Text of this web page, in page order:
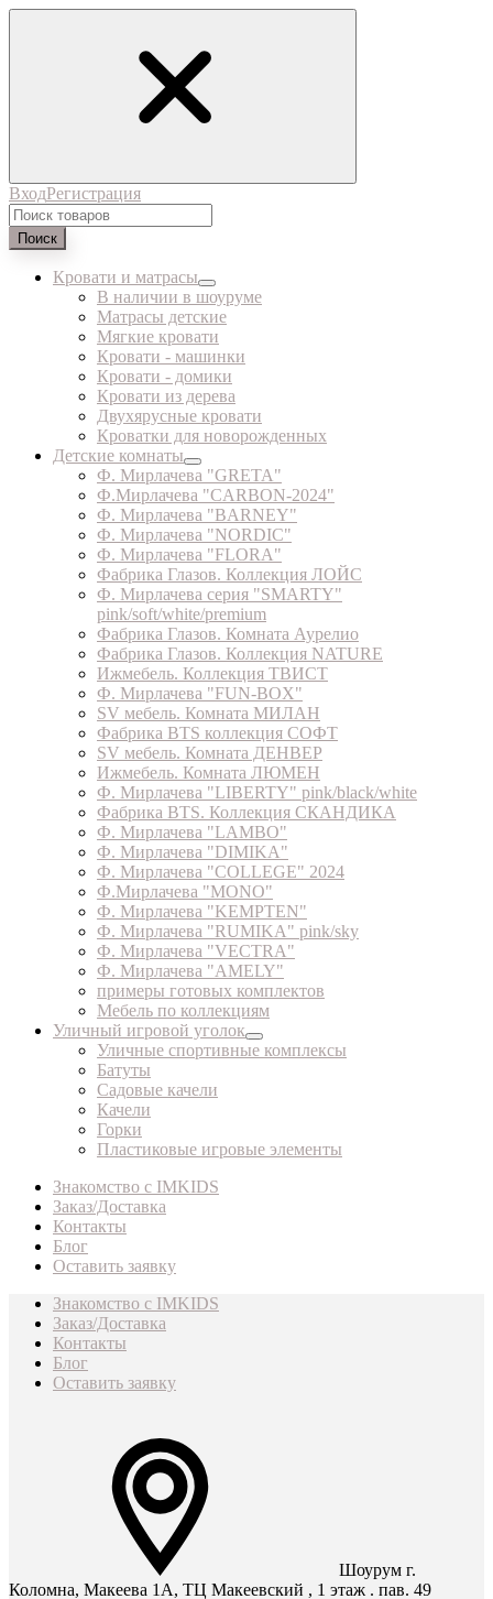
ВходРегистрация
Поиск
Кровати и матрасы
В наличии в шоуруме
Матрасы детские
Мягкие кровати
Кровати - машинки
Кровати - домики
Кровати из дерева
Двухярусные кровати
Кроватки для новорожденных
Детские комнаты
Ф. Мирлачева "GRETA"
Ф.Мирлачева "CARBON-2024"
Ф. Мирлачева "BARNEY"
Ф. Мирлачева "NORDIC"
Ф. Мирлачева "FLORA"
Фабрика Глазов. Коллекция ЛОЙС
Ф. Мирлачева серия "SMARTY"
pink/soft/white/premium
Фабрика Глазов. Комната Аурелио
Фабрика Глазов. Коллекция NATURE
Ижмебель. Коллекция ТВИСТ
Ф. Мирлачева "FUN-BOX"
SV мебель. Комната МИЛАН
Фабрика BTS коллекция СОФТ
SV мебель. Комната ДЕНВЕР
Ижмебель. Комната ЛЮМЕН
Ф. Мирлачева "LIBERTY" pink/black/white
Фабрика BTS. Коллекция СКАНДИКА
Ф. Мирлачева "LAMBO"
Ф. Мирлачева "DIMIKA"
Ф. Мирлачева "COLLEGE" 2024
Ф.Мирлачева "MONO"
Ф. Мирлачева "KEMPTEN"
Ф. Мирлачева "RUMIKA" pink/sky
Ф. Мирлачева "VECTRA"
Ф. Мирлачева "AMELY"
примеры готовых комплектов
Мебель по коллекциям
Уличный игровой уголок
Уличные спортивные комплексы
Батуты
Садовые качели
Качели
Горки
Пластиковые игровые элементы
Знакомство с IMKIDS
Заказ/Доставка
Контакты
Блог
Оставить заявку
Знакомство с IMKIDS
Заказ/Доставка
Контакты
Блог
Оставить заявку
Шоурум г.
Коломна, Макеева 1А, ТЦ Макеевский , 1 этаж . пав. 49